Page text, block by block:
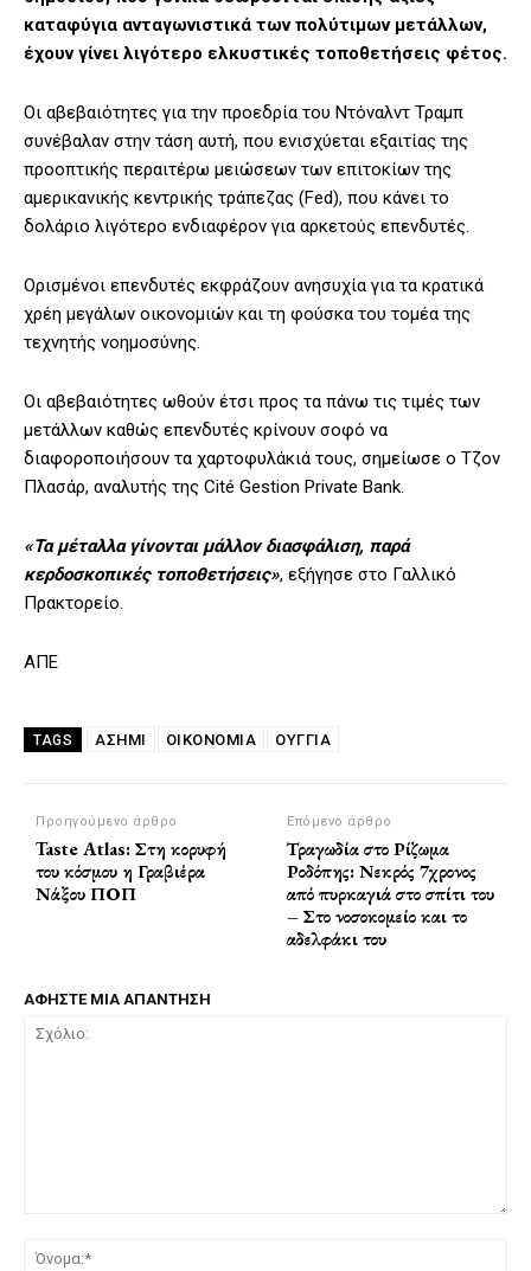
καταφύγια ανταγωνιστικά των πολύτιμων μετάλλων,
έχουν γίνει λιγότερο ελκυστικές τοποθετήσεις φέτος.
Οι αβεβαιότητες για την προεδρία του Ντόναλντ Τραμπ
συνέβαλαν στην τάση αυτή, που ενισχύεται εξαιτίας της
προοπτικής περαιτέρω μειώσεων των επιτοκίων της
αμερικανικής κεντρικής τράπεζας (Fed), που κάνει το
δολάριο λιγότερο ενδιαφέρον για αρκετούς επενδυτές.
Ορισμένοι επενδυτές εκφράζουν ανησυχία για τα κρατικά
χρέη μεγάλων οικονομιών και τη φούσκα του τομέα της
τεχνητής νοημοσύνης.
Οι αβεβαιότητες ωθούν έτσι προς τα πάνω τις τιμές των
μετάλλων καθώς επενδυτές κρίνουν σοφό να
διαφοροποιήσουν τα χαρτοφυλάκιά τους, σημείωσε ο Τζον
Πλασάρ, αναλυτής της Cité Gestion Private Bank.
«Τα μέταλλα γίνονται μάλλον διασφάλιση, παρά
κερδοσκοπικές τοποθετήσεις», εξήγησε στο Γαλλικό
Πρακτορείο.
ΑΠΕ
TAGS ΑΣΉΜΙ ΟΙΚΟΝΟΜΙΑ ΟΥΓΓΙΑ
Προηγούμενο άρθρο
Taste Atlas: Στη κορυφή
του κόσμου η Γραβιέρα
Νάξου ΠΟΠ
Επόμενο άρθρο
Τραγωδία στο Ρίζωμα
Ροδόπης: Νεκρός 7χρονος
από πυρκαγιά στο σπίτι του
– Στο νοσοκομείο και το
αδελφάκι του
ΑΦΗΣΤΕ ΜΙΑ ΑΠΑΝΤΗΣΗ